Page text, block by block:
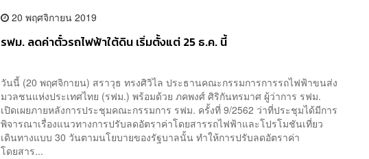
20 พฤศจิกายน 2019
รฟม. ลดค่าตั๋วรถไฟฟ้าใต้ดิน เริ่มตั้งแต่ 25 ธ.ค. นี้
วันนี้ (20 พฤศจิกายน) สราวุธ ทรงศิวิไล ประธานคณะกรรมการการรถไฟฟ้าขนส่ง
มวลชนแห่งประเทศไทย (รฟม.) พร้อมด้วย ภคพงศ์ ศิริกันทรมาศ ผู้ว่าการ รฟม.
เปิดเผยภายหลังการประชุมคณะกรรมการ รฟม. ครั้งที่ 9/2562 ว่าที่ประชุมได้มีการ
พิจารณาเรื่องแนวทางการปรับลดอัตราค่าโดยสารรถไฟฟ้าและโปรโมชันเที่ยว
เดินทางแบบ 30 วันตามนโยบายของรัฐบาลนั้น ทำให้การปรับลดอัตราค่า
โดยสาร...